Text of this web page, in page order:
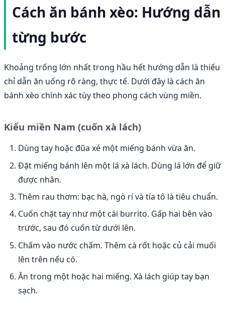
Cách ăn bánh xèo: Hướng dẫn
từng bước
Khoảng trống lớn nhất trong hầu hết hướng dẫn là thiếu
chỉ dẫn ăn uống rõ ràng, thực tế. Dưới đây là cách ăn
bánh xèo chính xác tùy theo phong cách vùng miền.
Kiểu miền Nam (cuốn xà lách)
Dùng tay hoặc đũa xé một miếng bánh vừa ăn.
Đặt miếng bánh lên một lá xà lách. Dùng lá lớn để giữ
được nhân.
Thêm rau thơm: bạc hà, ngò rí và tía tô là tiêu chuẩn.
Cuốn chặt tay như một cái burrito. Gấp hai bên vào
trước, sau đó cuốn từ dưới lên.
Chấm vào nước chấm. Thêm cà rốt hoặc củ cải muối
lên trên nếu có.
Ăn trong một hoặc hai miếng. Xà lách giúp tay bạn
sạch.